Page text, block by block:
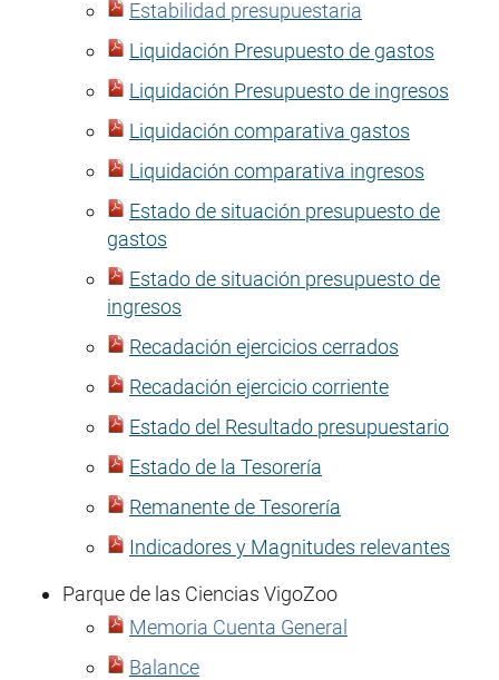
Estabilidad presupuestaria
Liquidación Presupuesto de gastos
Liquidación Presupuesto de ingresos
Liquidación comparativa gastos
Liquidación comparativa ingresos
Estado de situación presupuesto de
gastos
Estado de situación presupuesto de
ingresos
Recadación ejercicios cerrados
Recadación ejercicio corriente
Estado del Resultado presupuestario
Estado de la Tesorería
Remanente de Tesorería
Indicadores y Magnitudes relevantes
Parque de las Ciencias VigoZoo
Memoria Cuenta General
Balance